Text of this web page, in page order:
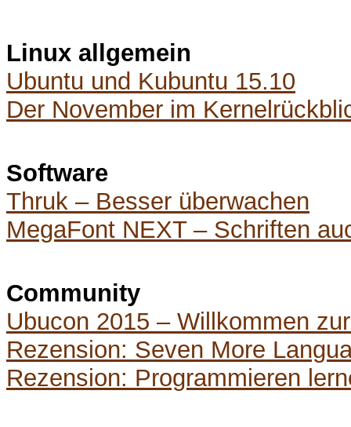
Linux allgemein
Ubuntu und Kubuntu 15.10
Der November im
Software
Thruk – Besser überwachen
MegaFont NEXT – Schriften
Community
Ubucon 2015 – Willkommen
Rezension: Seven More
Rezension: Programmieren